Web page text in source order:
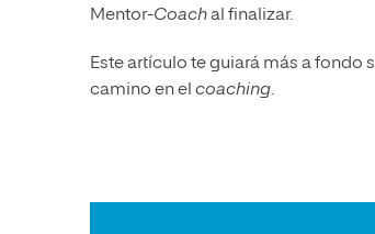
Mentor-Coachal finalizar.
Este artículo te guiará más a fondo
camino en el coaching.